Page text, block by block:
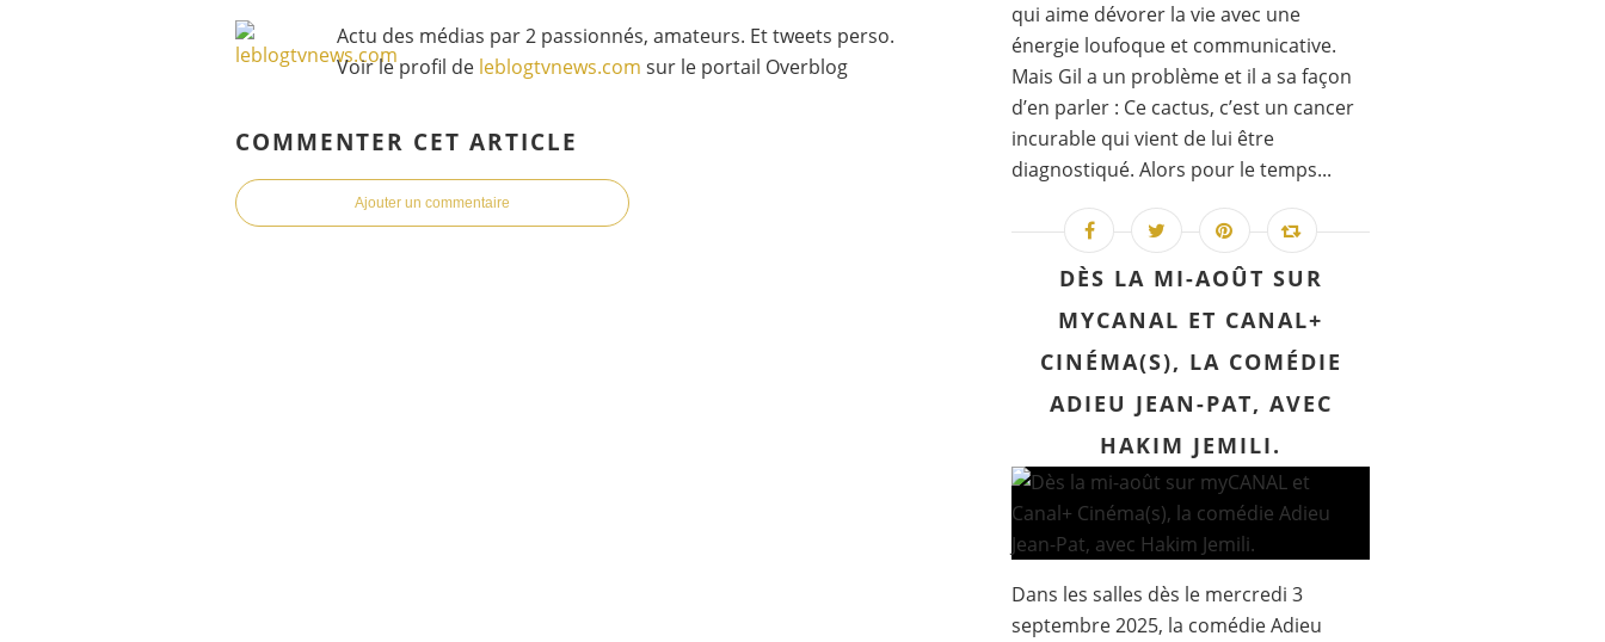
Actu des médias par 2 passionnés, amateurs. Et tweets perso.
Voir le profil de leblogtvnews.com sur le portail Overblog
COMMENTER CET ARTICLE
Ajouter un commentaire
qui aime dévorer la vie avec une
énergie loufoque et communicative.
Mais Gil a un problème et il a sa façon
d’en parler : Ce cactus, c’est un cancer
incurable qui vient de lui être
diagnostiqué. Alors pour le temps...
DÈS LA MI-AOÛT SUR
MYCANAL ET CANAL+
CINÉMA(S), LA COMÉDIE
ADIEU JEAN-PAT, AVEC
HAKIM JEMILI.
Dans les salles dès le mercredi 3
septembre 2025, la comédie Adieu